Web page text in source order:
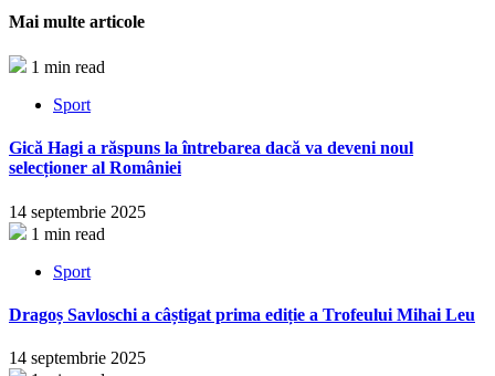
Mai multe articole
1 min read
Sport
Gică Hagi a răspuns la întrebarea dacă va deveni noul
selecționer al României
14 septembrie 2025
1 min read
Sport
Dragoș Savloschi a câștigat prima ediție a Trofeului Mihai Leu
14 septembrie 2025